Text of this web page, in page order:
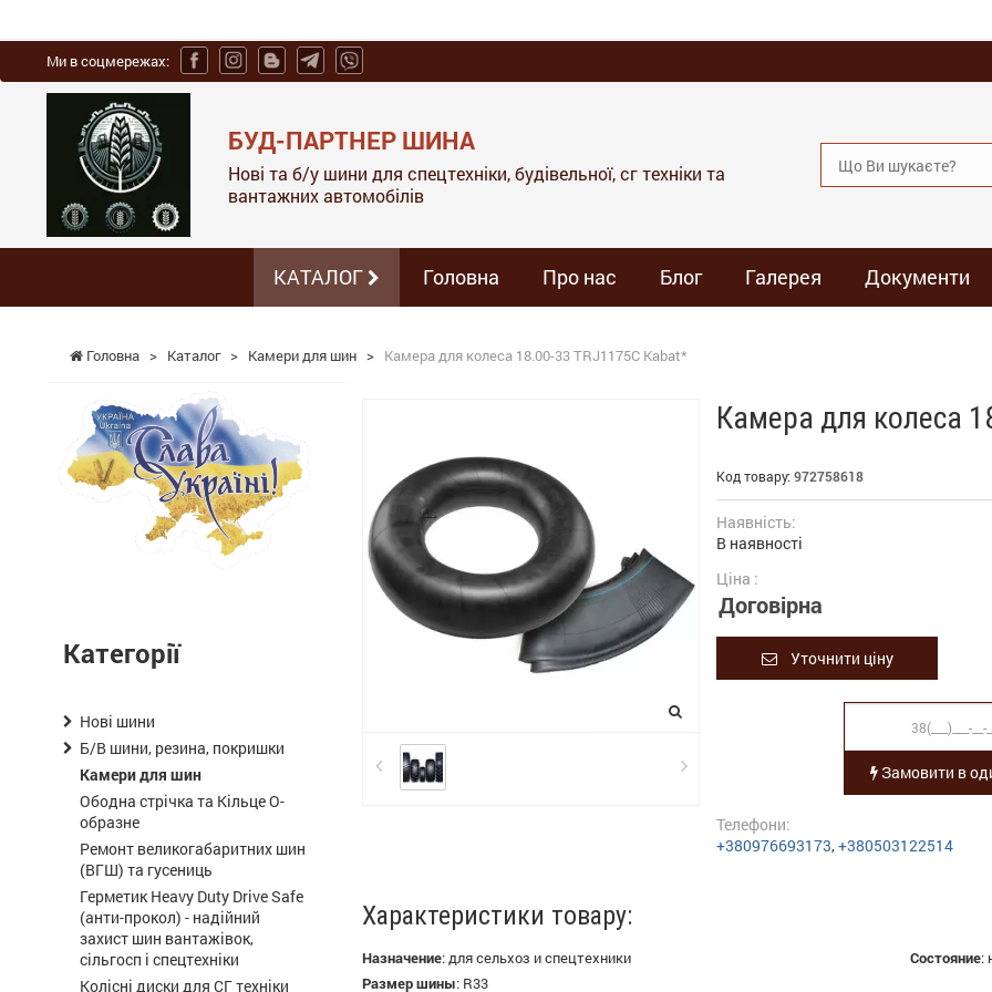
Ми в соцмережах:
БУД-ПАРТНЕР ШИНА
Нові та б/у шини для спецтехніки, будівельної, сг техніки та
вантажних автомобілів
КАТАЛОГ Головна Про нас Блог Галерея Документи
Головна > Каталог > Камери для шин > Камера для колеса 18.00-33 TRJ1175C Kabat*
Камера для колеса
Код товару: 972758618
Наявність:
В наявності
Ціна :
Договірна
Уточнити ціну
Замовити в
Телефони:
+380976693173,+380503122514
Характеристики товару:
Назначение:для сельхоз и спецтехники Состояние:
Размер шины: R33
Категорії
Нові шини
Б/В шини, резина, покришки
Камери для шин
Ободна стрічка та Кільце О-
образне
Ремонт великогабаритних шин
(ВГШ) та гусениць
Герметик Heavy Duty Drive Safe
(анти-прокол) - надійний
захист шин вантажівок,
сільгосп і спецтехніки
Колісні диски для СГ техніки